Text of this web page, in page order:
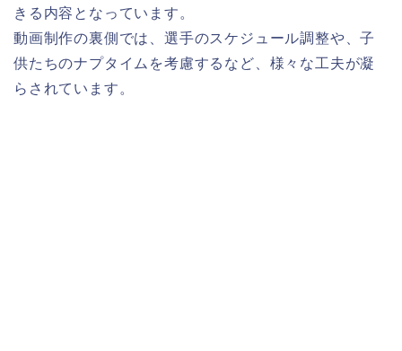
きる内容となっています。
動画制作の裏側では、選手のスケジュール調整や、子
供たちのナプタイムを考慮するなど、様々な工夫が凝
らされています。